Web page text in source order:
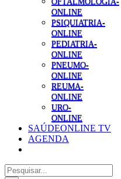
ONLINE
PSIQUIATRIA-
ONLINE
PEDIATRIA-
ONLINE
PNEUMO-
ONLINE
REUMA-
ONLINE
URO-
ONLINE
SAÚDEONLINE TV
AGENDA
Pesquisar